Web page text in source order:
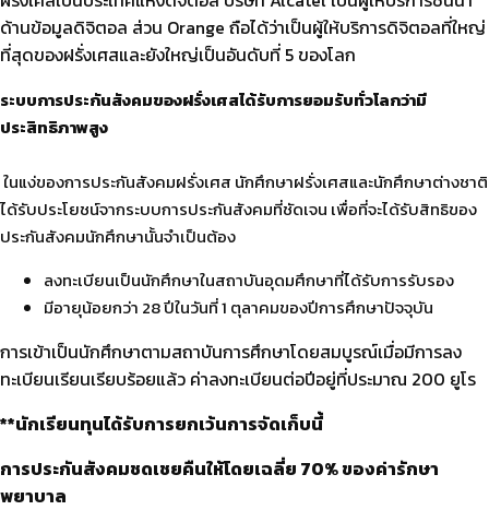
ด้านข้อมูลดิจิตอล ส่วน Orange ถือได้ว่าเป็นผู้ให้บริการดิจิตอลที่ใหญ่
ที่สุดของฝรั่งเศสและยังใหญ่เป็นอันดับที่ 5 ของโลก
ระบบการประกันสังคมของฝรั่งเศสได้รับการยอมรับทั่วโลกว่ามี
ประสิทธิภาพสูง
ในแง่ของการประกันสังคมฝรั่งเศส นักศึกษาฝรั่งเศสและนักศึกษาต่างชาติ
ได้รับประโยชน์จากระบบการประกันสังคมที่ชัดเจน เพื่อที่จะได้รับสิทธิของ
ประกันสังคมนักศึกษานั้นจำเป็นต้อง
ลงทะเบียนเป็นนักศึกษาในสถาบันอุดมศึกษาที่ได้รับการรับรอง
มีอายุน้อยกว่า 28 ปีในวันที่ 1 ตุลาคมของปีการศึกษาปัจจุบัน
การเข้าเป็นนักศึกษาตามสถาบันการศึกษาโดยสมบูรณ์เมื่อมีการลง
ทะเบียนเรียนเรียบร้อยแล้ว ค่าลงทะเบียนต่อปีอยู่ที่ประมาณ 200 ยูโร
**นักเรียนทุนได้รับการยกเว้นการจัดเก็บนี้
การประกันสังคมชดเชยคืนให้โดยเฉลี่ย 70% ของค่ารักษา
พยาบาล